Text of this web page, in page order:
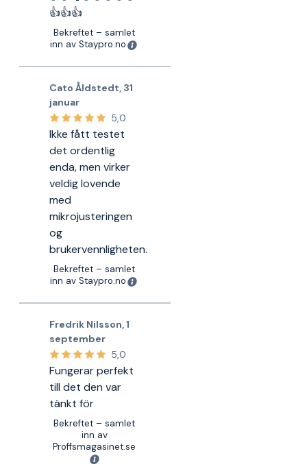
👍👍👍
Bekreftet – samlet
inn av Staypro.no
Cato Åldstedt, 31
januar
5,0
Ikke fått testet
det ordentlig
enda, men virker
veldig lovende
med
mikrojusteringen
og
brukervennligheten.
Bekreftet – samlet
inn av Staypro.no
Fredrik Nilsson,1
september
5,0
Fungerar perfekt
till det den var
tänkt för
Bekreftet – samlet
inn av
Proffsmagasinet.se